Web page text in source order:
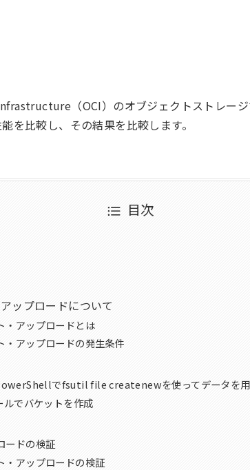
（OCI）のオブジェクトストレー
を比較し、その結果を比較します。
目次
ップロードについて
・アップロードとは
・アップロードの発生条件
でfsutil file createnewを使ってデータを用
でバケットを作成
ードの検証
・アップロードの検証